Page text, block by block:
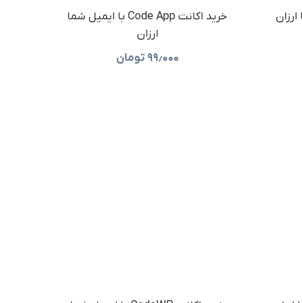
خرید اکانت Code App با ایمیل شما
ارزان
۹۹٫۰۰۰ تومان